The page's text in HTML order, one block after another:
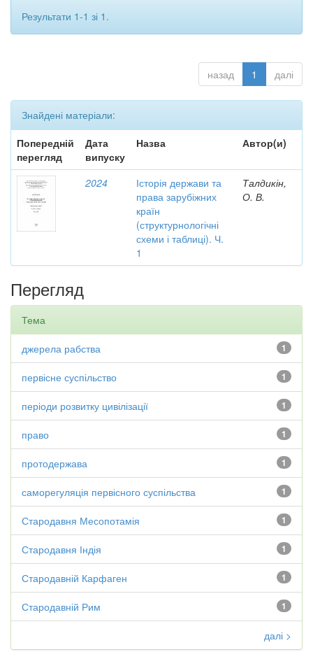
Результати 1-1 зі 1.
назад 1 далі
Знайдені матеріали:
Попередній
перегляд
Дата
випуску
Назва Автор(и)
2024
Історія держави та
права зарубіжних
країн
(структурнологічні
схеми і таблиці). Ч.
1
Талдикін,
О. В.
Перегляд
Тема
1
джерела рабства
1
первісне суспільство
1
періоди розвитку цивілізації
1
право
1
протодержава
1
саморегуляція первісного суспільства
1
Стародавня Месопотамія
1
Стародавня Індія
1
Стародавній Карфаген
1
Стародавній Рим
далі >